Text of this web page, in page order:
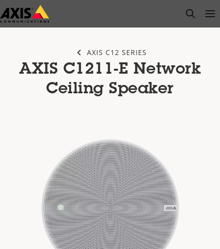
Saltar
al
open
AXIS C12 SERIES
AXIS C1211-E Network
Ceiling Speaker